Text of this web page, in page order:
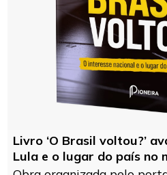
Livro ‘O Brasil voltou?’
Lula e o lugar do país no